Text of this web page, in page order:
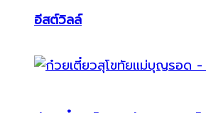
อีสต์วิลล์